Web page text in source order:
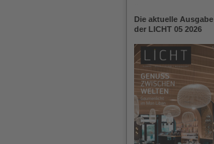
Die aktuelle Ausgabe
der LICHT 05 2026